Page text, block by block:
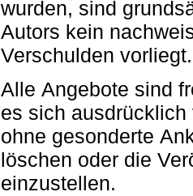
wurden, sind grundsätzlich ausgeschlossen,
Autors kein
Verschulden vorliegt.
Alle Angebote sind
es sich ausdrücklich vor, Teile der Seiten
ohne gesonderte
löschen oder die Veröffentlichung zeitweise oder endgültig
einzustellen.